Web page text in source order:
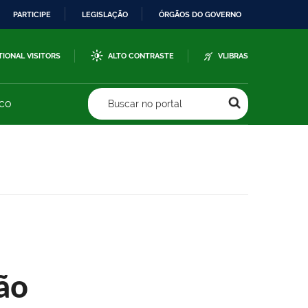
PARTICIPE LEGISLAÇÃO ÓRGÃOS DO GOVERNO
VISITORS ALTO CONTRASTE VLIBRAS
Buscar no portal